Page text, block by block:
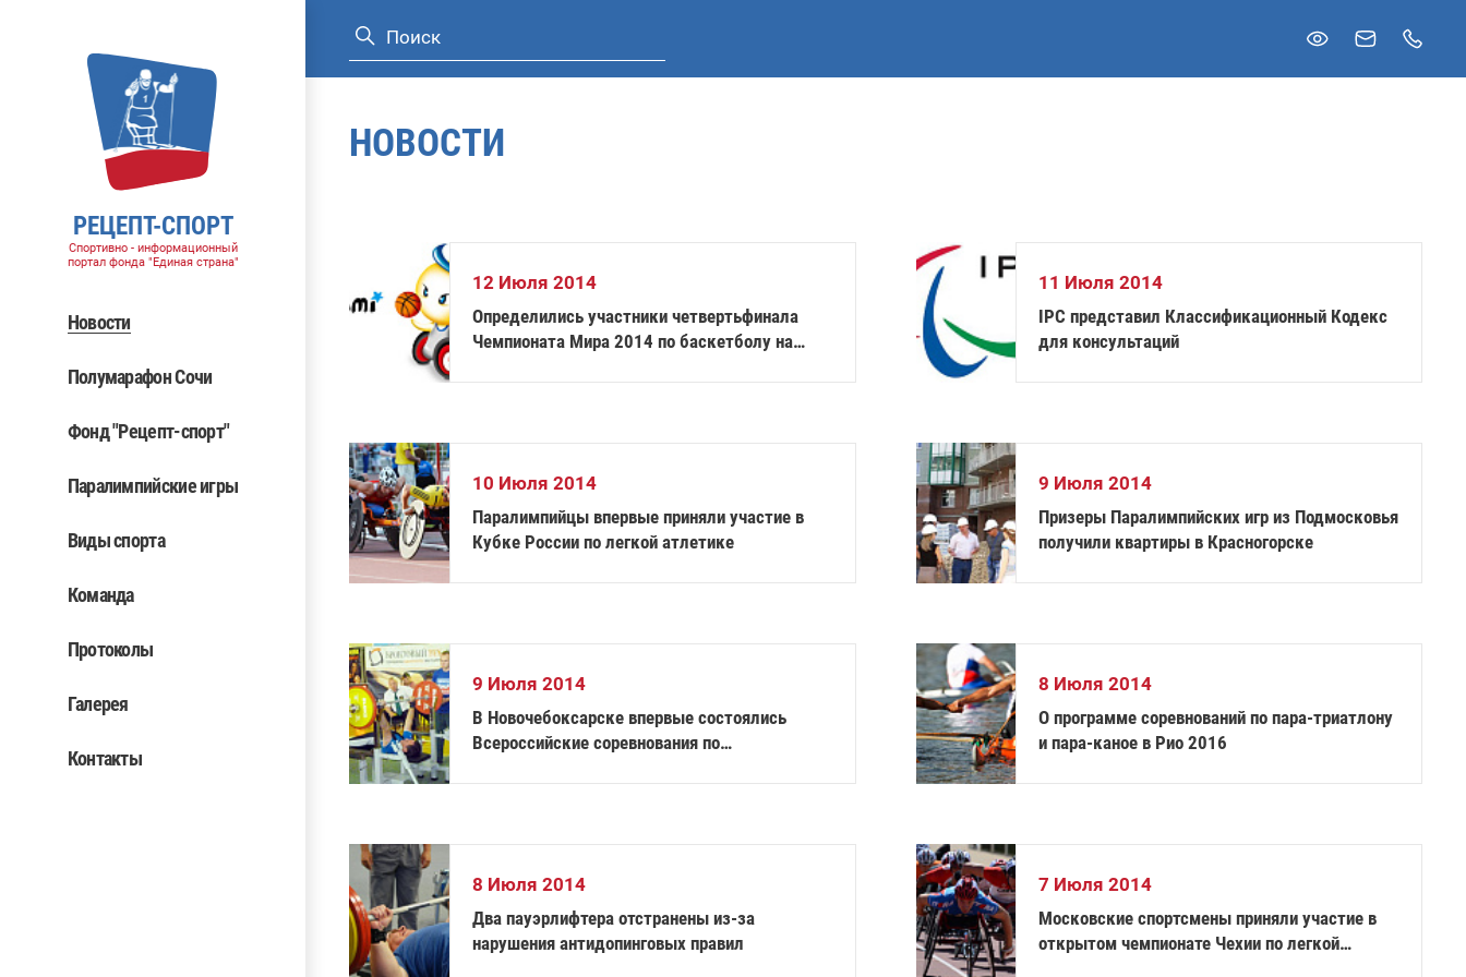
РЕЦЕПТ-СПОРТ
Спортивно - информационный
портал фонда "Единая страна"
Новости
Полумарафон Сочи
Фонд "Рецепт-спорт"
Паралимпийские игры
Виды спорта
Команда
Протоколы
Галерея
Контакты
НОВОСТИ
12 Июля 2014
Определились участники четвертьфинала
Чемпионата Мира 2014 по баскетболу на
11 Июля 2014
IPC представил Классификационный Кодекс
для консультаций
10 Июля 2014
Паралимпийцы впервые приняли участие в
Кубке России по легкой атлетике
9 Июля 2014
Призеры Паралимпийских игр из Подмосковья
получили квартиры в Красногорске
9 Июля 2014
В Новочебоксарске впервые состоялись
Всероссийские соревнования по
8 Июля 2014
О программе соревнований по пара-триатлону
и пара-каное в Рио 2016
8 Июля 2014
Два пауэрлифтера отстранены из-за
нарушения антидопинговых правил
7 Июля 2014
Московские спортсмены приняли участие в
открытом чемпионате Чехии по легкой